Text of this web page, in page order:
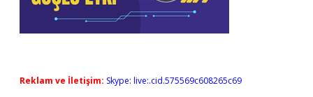
Reklam ve İletişim: Skype: live:.cid.575569c608265c69